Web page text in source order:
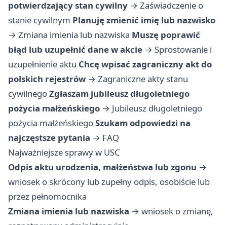
potwierdzający stan cywilny → Zaświadczenie o
stanie cywilnym Planuję zmienić imię lub nazwisko
→ Zmiana imienia lub nazwiska Muszę poprawić
błąd lub uzupełnić dane w akcie → Sprostowanie i
uzupełnienie aktu Chcę wpisać zagraniczny akt do
polskich rejestrów → Zagraniczne akty stanu
cywilnegoZgłaszam jubileusz długoletniego
pożycia małżeńskiego → Jubileusz długoletniego
pożycia małżeńskiegoSzukam odpowiedzi na
najczęstsze pytania → FAQ
Najważniejsze sprawy w USC
Odpis aktu urodzenia, małżeństwa lub zgonu →
wniosek o skrócony lub zupełny odpis, osobiście lub
przez pełnomocnika
Zmiana imienia lub nazwiska → wniosek o zmianę,